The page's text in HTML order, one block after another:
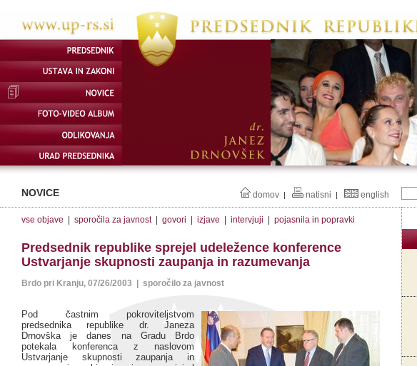
NOVICE domov | natisni | english
vse objave sporočila za javnost| govori izjave intervjuji pojasnila in popravki
Predsednik republike sprejel udeležence konference
Ustvarjanje skupnosti zaupanja in razumevanja
Brdo pri Kranju, 07/26/2003 | sporočilo za javnost
Pod častnim pokroviteljstvom
predsednika republike dr. Janeza
Drnovška je danes na Gradu Brdo
potekala konferenca z naslovom
Ustvarjanje skupnosti zaupanja in